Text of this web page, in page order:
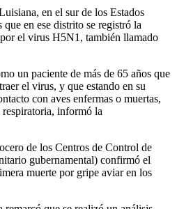
en el sur de los Estados
en ese distrito se registró la
el virus H5N1, también llamado
un paciente de más de 65 años que
el virus, y que estando en su
con aves enfermas o muertas,
informó la
de los Centros de Control de
gubernamental) confirmó el
muerte por gripe aviar en los